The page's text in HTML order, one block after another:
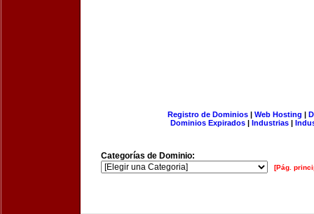
Registro de Dominios| Web Hosting |
Dominios Expirados | Industrias |
Categorías de Dominio:
[Pág.